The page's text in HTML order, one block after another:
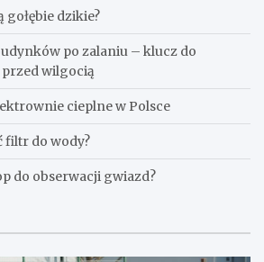
gołębie dzikie?
po zalaniu – klucz do
wilgocią
cieplne w Polsce
filtr do wody?
do obserwacji gwiazd?